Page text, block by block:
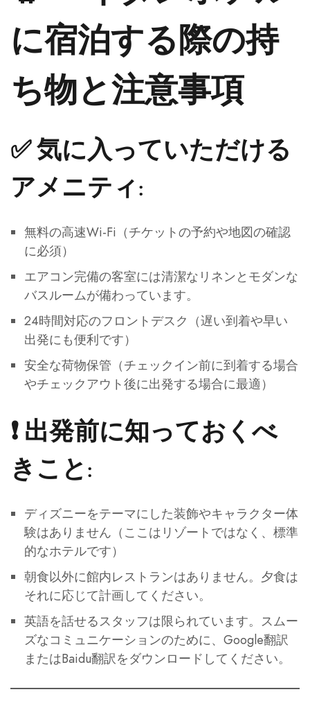
に宿泊する際の持
ち物と注意事項
✅ 気に入っていただける
アメニティ:
無料の高速Wi-Fi（チケットの予約や地図の確認
に必須）
エアコン完備の客室には清潔なリネンとモダンな
バスルームが備わっています。
24時間対応のフロントデスク（遅い到着や早い
出発にも便利です）
安全な荷物保管（チェックイン前に到着する場合
やチェックアウト後に出発する場合に最適）
❗ 出発前に知っておくべ
きこと:
ディズニーをテーマにした装飾やキャラクター体
験はありません（ここはリゾートではなく、標準
的なホテルです）
朝食以外に館内レストランはありません。夕食は
それに応じて計画してください。
英語を話せるスタッフは限られています。スムー
ズなコミュニケーションのために、Google翻訳
またはBaidu翻訳をダウンロードしてください。